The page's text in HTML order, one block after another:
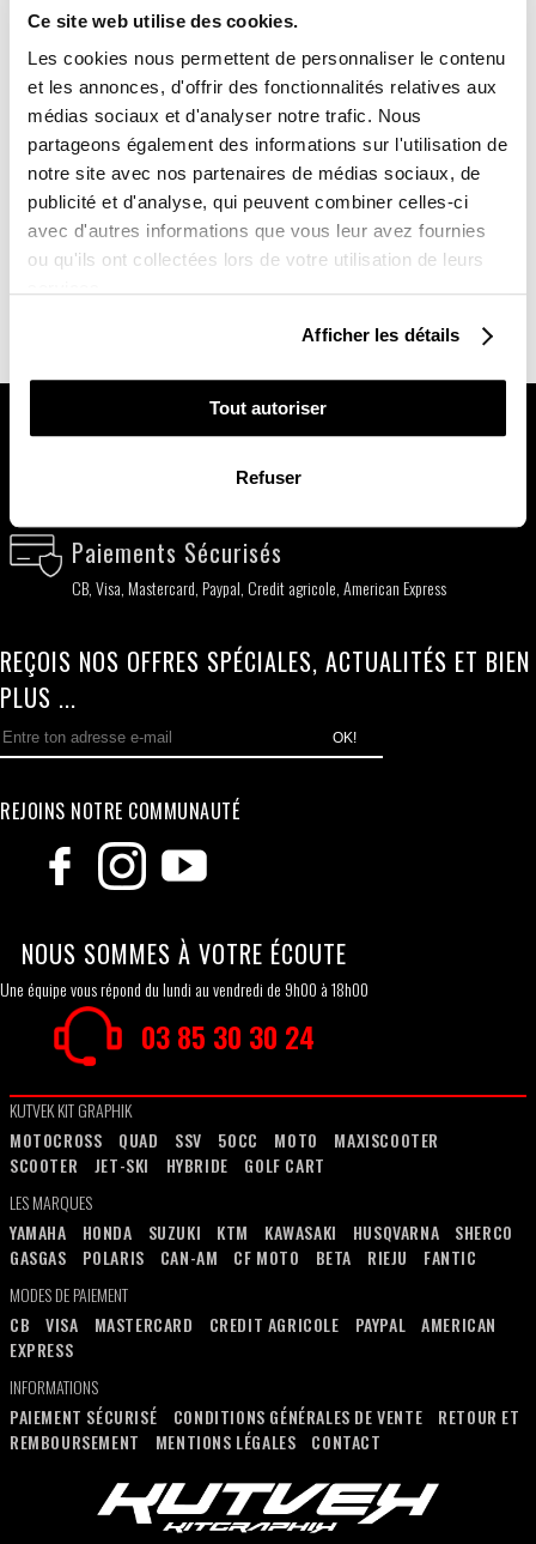
Ce site web utilise des cookies.
Les cookies nous permettent de personnaliser le contenu
et les annonces, d'offrir des fonctionnalités relatives aux
médias sociaux et d'analyser notre trafic. Nous
partageons également des informations sur l'utilisation de
notre site avec nos partenaires de médias sociaux, de
publicité et d'analyse, qui peuvent combiner celles-ci
avec d'autres informations que vous leur avez fournies
ou qu'ils ont collectées lors de votre utilisation de leurs
Afficher les détails
Tout autoriser
Refuser
 RETOUR ET REMBOURSEMENT
Lien vers notre politique de remboursement
UNE QUESTION ?
Une équipe vous répond du lundi au vendredi de
9h00 à 18h00
Contact : 03 85 30 30 24
Avis client
Qui Sommes Nous ?
Livraison Rapide
Paiements Sécurisés
CB, Visa, Mastercard, Paypal, Credit agricole, American Express
REÇOIS NOS OFFRES SPÉCIALES, ACTUALITÉS ET BIEN
PLUS ...
OK!
REJOINS NOTRE COMMUNAUTÉ
NOUS SOMMES À VOTRE ÉCOUTE
Une équipe vous répond du lundi au vendredi de 9h00 à 18h00
03 85 30 30 24
KUTVEK KIT GRAPHIK
MOTOCROSS
QUAD SSV 50CC MOTO
MAXISCOOTER
SCOOTER
JET-SKI HYBRIDE
GOLF CART
LES MARQUES
YAMAHA
HONDA SUZUKI KTM KAWASAKI HUSQVARNA
SHERCO
GASGAS
POLARIS CAN-AM CF MOTO BETA RIEJU
FANTIC
MODES DE PAIEMENT
CB
VISA MASTERCARD CREDIT AGRICOLE PAYPAL
AMERICAN
EXPRESS
INFORMATIONS
PAIEMENT SÉCURISÉ
CONDITIONS GÉNÉRALES DE VENTE
RETOUR ET
REMBOURSEMENT
MENTIONS LÉGALES CONTACT